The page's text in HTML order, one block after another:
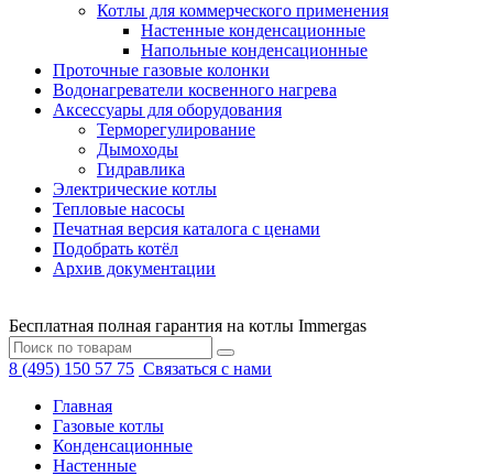
Котлы для коммерческого применения
Настенные конденсационные
Напольные конденсационные
Проточные газовые колонки
Водонагреватели косвенного нагрева
Аксессуары для оборудования
Терморегулирование
Дымоходы
Гидравлика
Электрические котлы
Тепловые насосы
Печатная версия каталога с ценами
Подобрать котёл
Архив документации
Бесплатная полная гарантия на котлы Immergas
8 (495) 150 57 75 Связаться с нами
Главная
Газовые котлы
Конденсационные
Настенные